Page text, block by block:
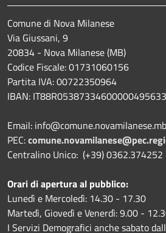
Comune di Nova Milanese
Via Giussani, 9
20834 - Nova Milanese (MB)
Codice Fiscale: 01731060156
Partita IVA: 00722350964
IBAN:
Email:
PEC:
Centralino Unico: (+39)
Orari di apertura al pubblico:
Lunedì e Mercoledì: 14.30 - 17.30
Martedì, Giovedì e Venerdì: 9.00 -
I Servizi Demografici anche sabato